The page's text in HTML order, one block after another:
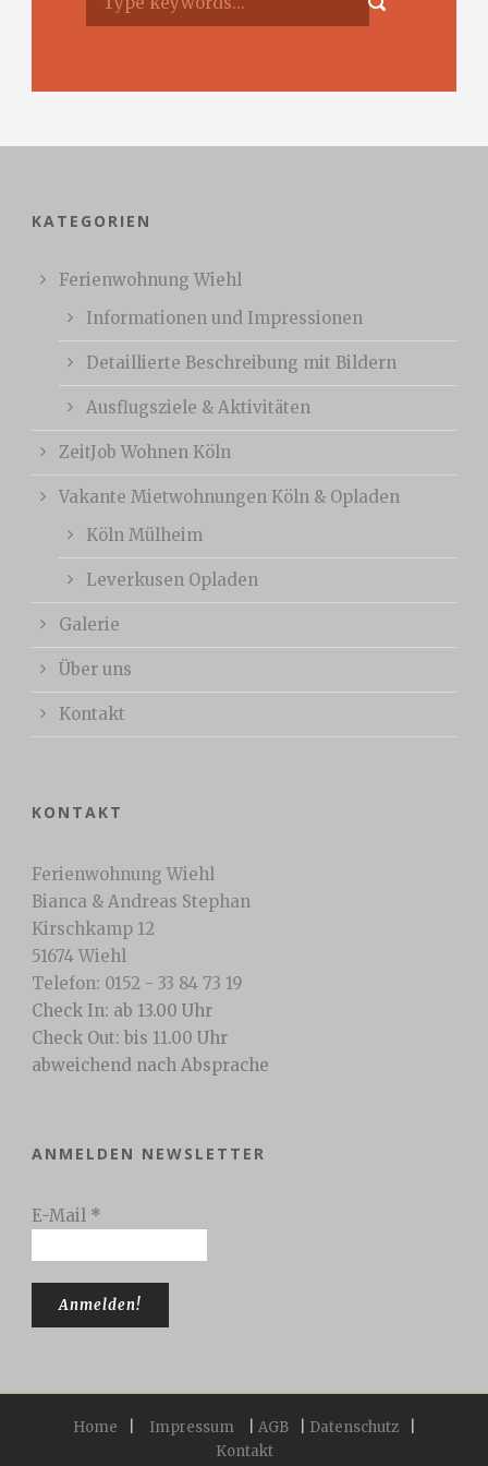
KATEGORIEN
Ferienwohnung Wiehl
Informationen und Impressionen
Detaillierte Beschreibung mit Bildern
Ausflugsziele & Aktivitäten
ZeitJob Wohnen Köln
Vakante Mietwohnungen Köln & Opladen
Köln Mülheim
Leverkusen Opladen
Galerie
Über uns
Kontakt
KONTAKT
Ferienwohnung Wiehl
Bianca & Andreas Stephan
Kirschkamp 12
51674 Wiehl
Telefon: 0152 - 33 84 73 19
Check In: ab 13.00 Uhr
Check Out: bis 11.00 Uhr
abweichend nach Absprache
ANMELDEN NEWSLETTER
E-Mail *
Home Impressum AGB Datenschutz
Kontakt